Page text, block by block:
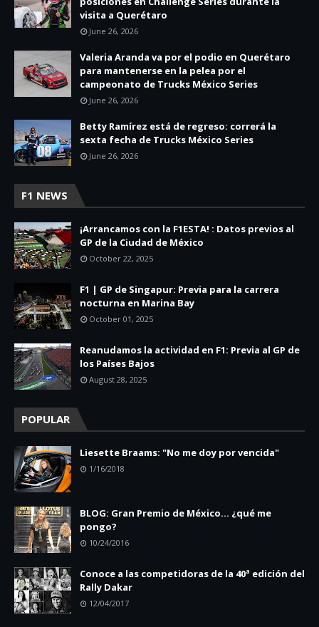
visita a Querétaro
June 26, 2026
Valeria Aranda va por el podio en Querétaro
para mantenerse en la pelea por el
campeonato de Trucks México Series
June 26, 2026
Betty Ramírez está de regreso: correrá la
sexta fecha de Trucks México Series
June 26, 2026
F1 NEWS
¡Arrancamos con la F1ESTA! : Datos previos al
GP de la Ciudad de México
October 22, 2025
F1 | GP de Singapur: Previa para la carrera
nocturna en Marina Bay
October 01, 2025
Reanudamos la actividad en F1: Previa al GP de
los Países Bajos
August 28, 2025
POPULAR
Liesette Braams: "No me doy por vencida"
1/16/2018
BLOG: Gran Premio de México... ¿qué me
pongo?
10/24/2016
Conoce a las competidoras de la 40ª edición del
Rally Dakar
12/04/2017